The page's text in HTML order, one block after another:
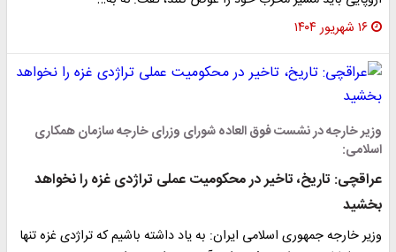
۱۶ شهریور ۱۴۰۴
وزیر خارجه در نشست فوق العاده شورای وزرای خارجه سازمان همکاری
اسلامی:
عراقچی: تاریخ، تاخیر در محکومیت عملی تراژدی غزه را نخواهد
بخشید
وزیر خارجه جمهوری اسلامی ایران: به یاد داشته باشیم که تراژدی غزه تنها